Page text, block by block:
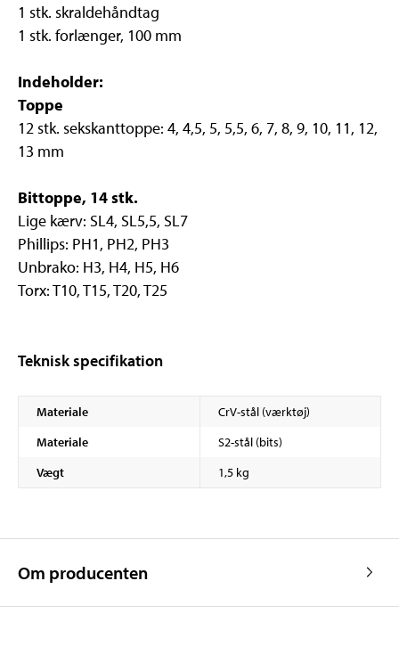
1 stk. skraldehåndtag
1 stk. forlænger, 100 mm
Indeholder:
Toppe
12 stk. sekskanttoppe: 4, 4,5, 5, 5,5, 6, 7, 8, 9, 10, 11, 12,
13 mm
Bittoppe, 14 stk.
Lige kærv: SL4, SL5,5, SL7
Phillips: PH1, PH2, PH3
Unbrako: H3, H4, H5, H6
Torx: T10, T15, T20, T25
Teknisk specifikation
Materiale
CrV-stål (værktøj)
Materiale
S2-stål (bits)
Vægt
1,5 kg
Om producenten